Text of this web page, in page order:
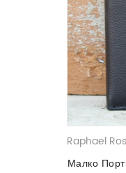
Raphael
Малко